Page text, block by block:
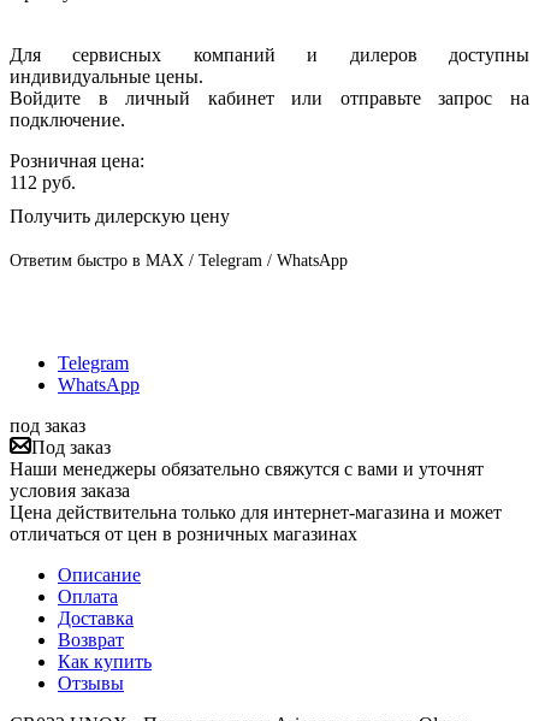
Для сервисных компаний и дилеров доступны
индивидуальные цены.
Войдите в личный кабинет или отправьте запрос на
подключение.
Розничная цена:
112 руб.
Получить дилерскую цену
Ответим быстро в MAX / Telegram / WhatsApp
Telegram
WhatsApp
под заказ
Под заказ
Наши менеджеры обязательно свяжутся с вами и уточнят
условия заказа
Цена действительна только для интернет-магазина и может
отличаться от цен в розничных магазинах
Описание
Оплата
Доставка
Возврат
Как купить
Отзывы